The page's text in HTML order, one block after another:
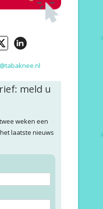
meld u
weken een
laatste nieuws